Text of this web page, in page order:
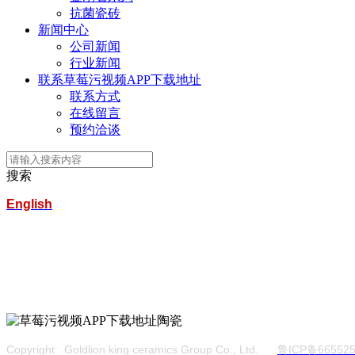
抗菌瓷砖
新闻中心
公司新闻
行业新闻
联系草莓污视频APP下载地址
联系方式
在线留言
预约洽谈
搜索
English
Copyright: Goldlion king ceramics Group Co., Ltd. 鲁ICP备